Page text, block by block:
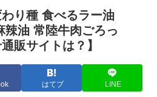
わり種 食べるラー油
辣油 常陸牛肉ごろっ
販サイトは？】
はてブ LINE